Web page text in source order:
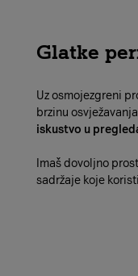
Glatke
Uz osmojezgreni
brzinu
iskustvo u
Imaš dovoljno
sadržaje koje